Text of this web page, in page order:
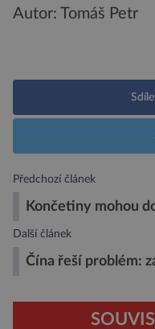
Autor: Tomáš Petr
Předchozí článek
Končetiny mohou
Další článek
Čína řeší problém: